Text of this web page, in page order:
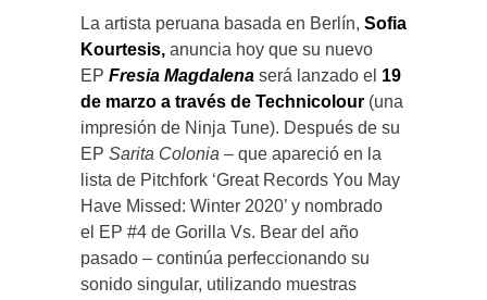
La artista peruana basada en Berlín, Sofia
Kourtesis, anuncia hoy que su nuevo
EP Fresia Magdalena será lanzado el 19
de marzo a través de Technicolour (una
impresión de Ninja Tune). Después de su
EP Sarita Colonia – que apareció en la
lista de Pitchfork ‘Great Records You May
Have Missed: Winter 2020’ y nombrado
el EP #4 de Gorilla Vs. Bear del año
pasado – continúa perfeccionando su
sonido singular, utilizando muestras